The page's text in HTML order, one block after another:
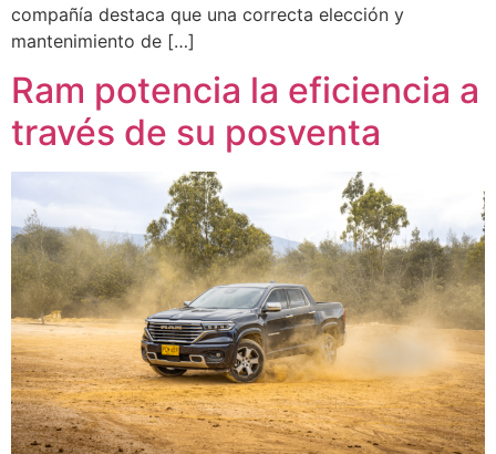
compañía destaca que una correcta elección y
mantenimiento de […]
Ram potencia la eficiencia a
través de su posventa